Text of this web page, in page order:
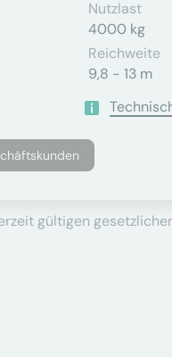
Nutzlast
4000 kg
Reichweite
9,8 - 13 m
gültigen